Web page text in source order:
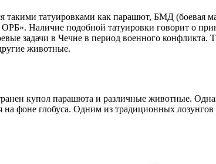
такими татуировками как парашют, БМД
Наличие подобной татуировки говорит о
задачи в Чечне в период военного конфликта.
животные.
купол парашюта и различные животные.
фоне глобуса. Одним из традиционных лозунгов